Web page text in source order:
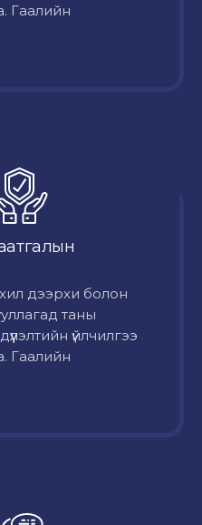
Гаалийн
дээрхи болон
таны
үйлчилгээ
Гаалийн